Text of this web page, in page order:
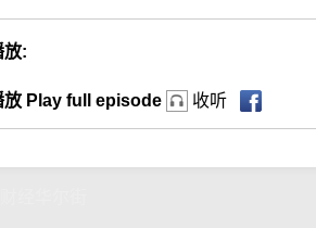
放:
放 Play full episode 收听